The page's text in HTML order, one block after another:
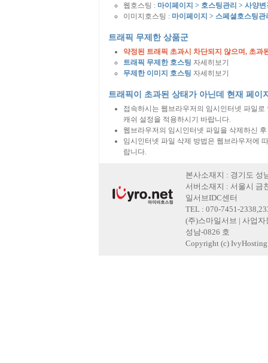
웹호스팅 : 마이페이지 > 호스팅관리 > 사양변
이미지호스팅 : 마이페이지 > 스페셜호스팅관
트래픽 무제한 상품군
약정된 트래픽 초과시 차단되지 않으며, 초
트래픽 무제한 호스팅 자세히보기
무제한 이미지 호스팅 자세히보기
트래픽이 초과된 상태가 아닌데 현재 페이
접속하시는 웹브라우저의 임시인터넷 파일
캐쉬 설정을 적용하시기 바랍니다.
웹브라우저의 임시인터넷 파일을 삭제하신
임시인터넷 파일 삭제 방법은 웹브라우저에
랍니다.
본사소재지 : 경기도 성
서버소재지 : 서울시 금
일서브IDC센터
TEL : 070-7451-
(주)스마일서브 | 사업
성남-0826 호
Copyright (c)